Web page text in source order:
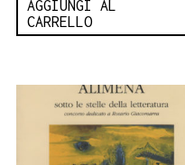
AGGIUNGI AL
CARRELLO